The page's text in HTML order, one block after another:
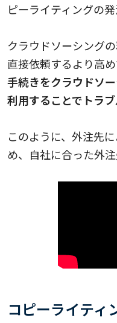
ピーライティングの
クラウドソーシング
直接依頼するより高め
手続きをクラウドソ
利用することでトラ
このように、外注先
め、自社に合った外
コピーライティ